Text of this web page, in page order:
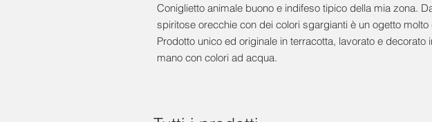
Coniglietto animale buono e indifeso tipico della mia zona.
spiritose orecchie con dei colori sgargianti è un ogetto molto
Prodotto unico ed originale in terracotta, lavorato e decorato
mano con colori ad acqua.